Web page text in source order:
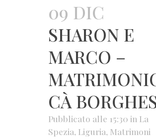
09 DIC
SHARON E
MARCO –
CÀ
Pubblicato alle 15:30 in La
Spezia, Liguria, Matrimoni